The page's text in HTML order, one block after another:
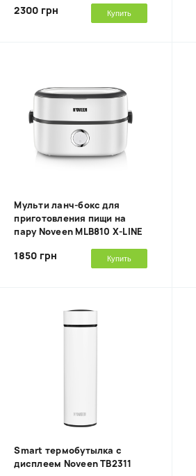
2300 грн Купить
Мульти ланч-бокс для
приготовления пищи на
пару Noveen MLB810 X-LINE
1850 грн Купить
Smart термобутылка с
дисплеем Noveen TB2311